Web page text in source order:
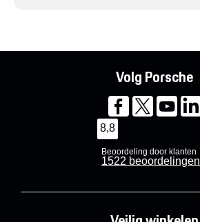
Volg Porsche
8,8
Beoordeling door klanten
1522 beoordelingen